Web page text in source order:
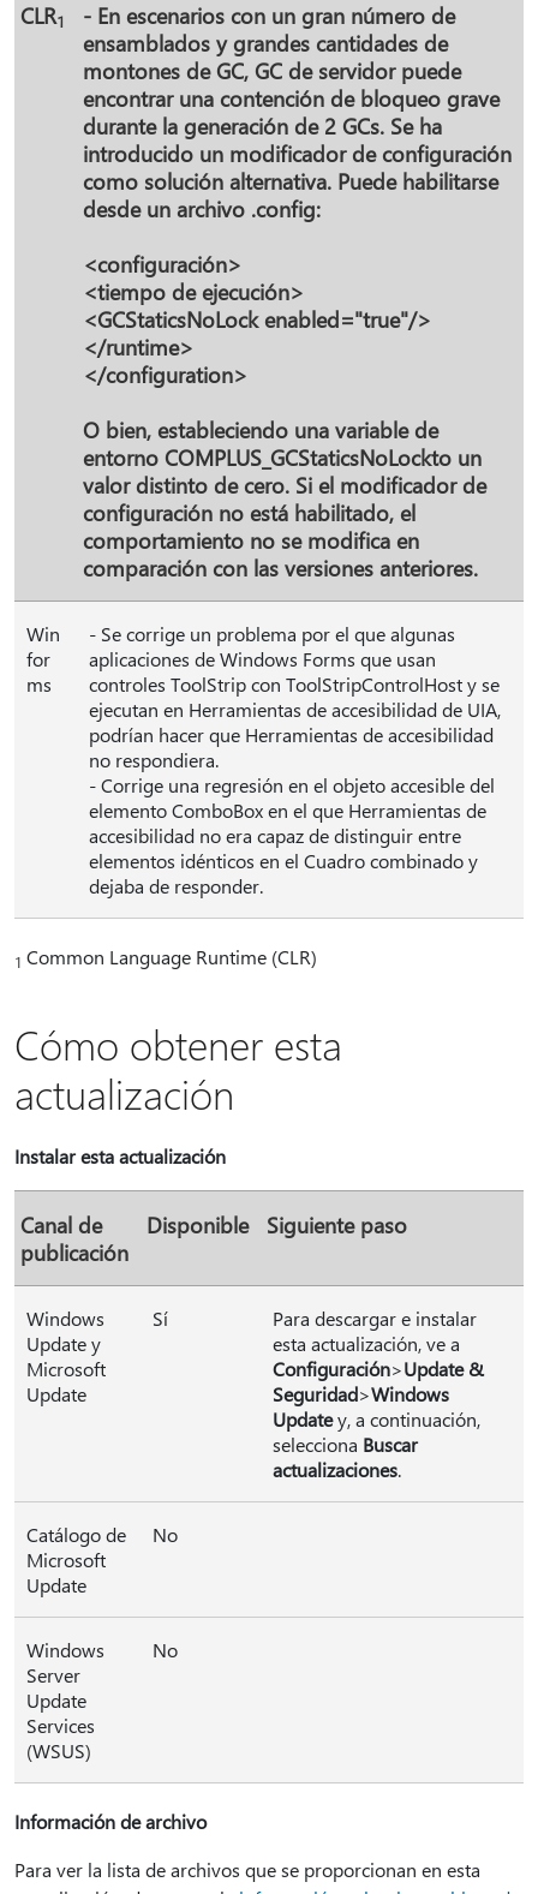
CLR1
- En escenarios con un gran número de
ensamblados y grandes cantidades de
montones de GC, GC de servidor puede
encontrar una contención de bloqueo grave
durante la generación de 2 GCs. Se ha
introducido un modificador de configuración
como solución alternativa. Puede habilitarse
desde un archivo .config:
<configuración>
<tiempo de ejecución>
<GCStaticsNoLock enabled="true"/>
</runtime>
</configuration>
O bien, estableciendo una variable de
entorno COMPLUS_GCStaticsNoLockto un
valor distinto de cero. Si el modificador de
configuración no está habilitado, el
comportamiento no se modifica en
comparación con las versiones anteriores.
Win
for
ms
- Se corrige un problema por el que algunas
aplicaciones de Windows Forms que usan
controles ToolStrip con ToolStripControlHost y se
ejecutan en Herramientas de accesibilidad de UIA,
podrían hacer que Herramientas de accesibilidad
no respondiera.
- Corrige una regresión en el objeto accesible del
elemento ComboBox en el que Herramientas de
accesibilidad no era capaz de distinguir entre
elementos idénticos en el Cuadro combinado y
dejaba de responder.
1 Common Language Runtime (CLR)
Cómo obtener esta
actualización
Instalar esta actualización
Canal de
publicación
Disponible Siguiente paso
Windows
Update y
Microsoft
Update
Sí
Para descargar e instalar
esta actualización, ve a
Configuración>Update &
Seguridad>Windows
Updatey, a continuación,
selecciona Buscar
actualizaciones.
Catálogo de
Microsoft
Update
No
Windows
Server
Update
Services
(WSUS)
No
Información de archivo
Para ver la lista de archivos que se proporcionan en esta